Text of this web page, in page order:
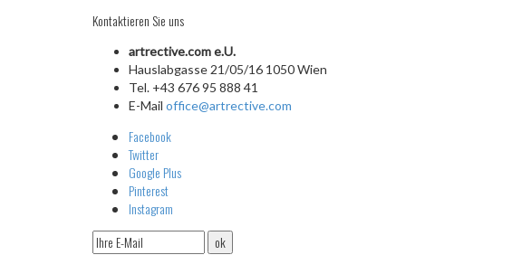
Kontaktieren Sie uns
artrective.com e.U.
Hauslabgasse 21/05/16 1050 Wien
Tel. +43 676 95 888 41
E-Mail office@artrective.com
Facebook
Twitter
Google Plus
Pinterest
Instagram